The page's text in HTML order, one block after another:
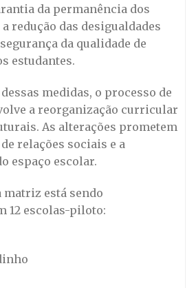
da permanência dos
redução das desigualdades
da qualidade de
estudantes.
medidas, o processo de
a reorganização curricular
As alterações prometem
relações sociais e a
espaço escolar.
matriz está sendo
12 escolas-piloto: